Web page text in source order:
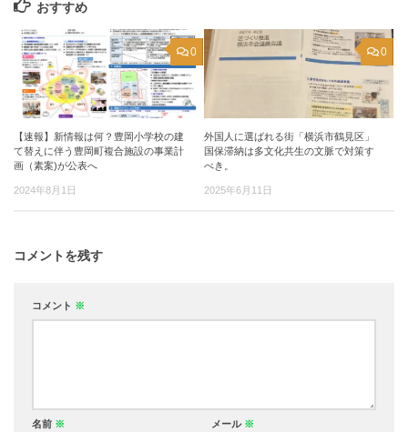
おすすめ
0
【速報】新情報は何？豊岡小学校の建
て替えに伴う豊岡町複合施設の事業計
画（素案)が公表へ
2024年8月1日
0
外国人に選ばれる街「横浜市鶴見区」
国保滞納は多文化共生の文脈で対策す
べき。
2025年6月11日
コメントを残す
コメント ※
名前 ※ メール ※